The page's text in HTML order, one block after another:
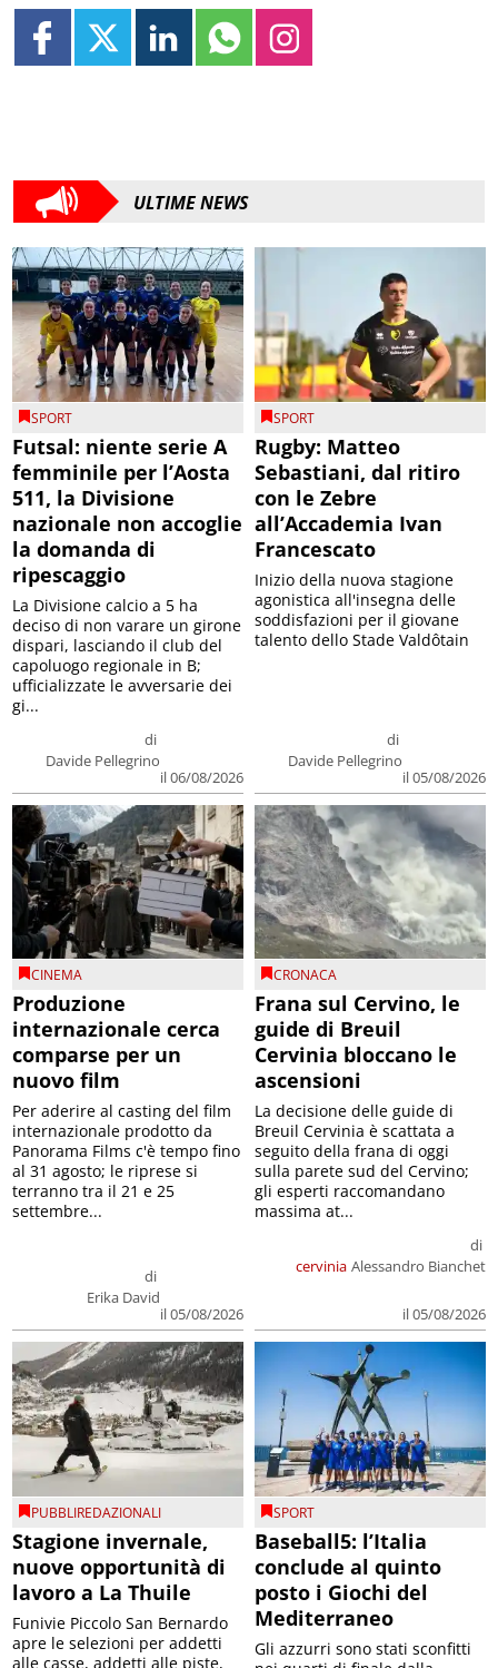
ULTIME NEWS
SPORT
Futsal: niente serie A
femminile per l’Aosta
511, la Divisione
nazionale non accoglie
la domanda di
ripescaggio
di
Davide Pellegrino
il 06/08/2026
La Divisione calcio a 5 ha
deciso di non varare un girone
dispari, lasciando il club del
capoluogo regionale in B;
ufficializzate le avversarie dei
gi...
SPORT
Rugby: Matteo
Sebastiani, dal ritiro
con le Zebre
all’Accademia Ivan
Francescato
di
Davide Pellegrino
il 05/08/2026
Inizio della nuova stagione
agonistica all'insegna delle
soddisfazioni per il giovane
talento dello Stade Valdôtain
CINEMA
Produzione
internazionale cerca
comparse per un
nuovo film
di
Erika David
il 05/08/2026
Per aderire al casting del film
internazionale prodotto da
Panorama Films c'è tempo fino
al 31 agosto; le riprese si
terranno tra il 21 e 25
settembre...
CRONACA
Frana sul Cervino, le
guide di Breuil
Cervinia bloccano le
ascensioni
cervinia
di
Alessandro Bianchet
il 05/08/2026
La decisione delle guide di
Breuil Cervinia è scattata a
seguito della frana di oggi
sulla parete sud del Cervino;
gli esperti raccomandano
massima at...
PUBBLIREDAZIONALI
Stagione invernale,
nuove opportunità di
lavoro a La Thuile
Funivie Piccolo San Bernardo
apre le selezioni per addetti
alle casse, addetti alle piste,
SPORT
Baseball5: l’Italia
conclude al quinto
posto i Giochi del
Mediterraneo
Gli azzurri sono stati sconfitti